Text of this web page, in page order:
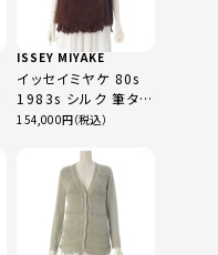
ISSEY MIYAKE
イッセイミヤケ 80s
1983s シルク 筆タグ
真綿 編み込み 織り
セット ブラウン
154,000